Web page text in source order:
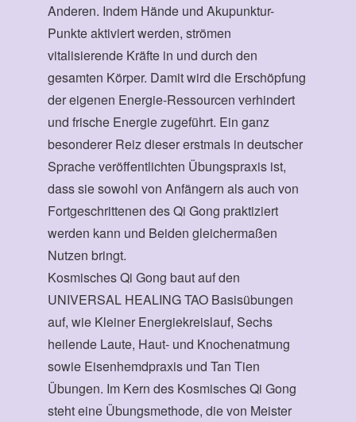
Anderen. Indem Hände und Akupunktur-
Punkte aktiviert werden, strömen
vitalisierende Kräfte in und durch den
gesamten Körper. Damit wird die Erschöpfung
der eigenen Energie-Ressourcen verhindert
und frische Energie zugeführt. Ein ganz
besonderer Reiz dieser erstmals in deutscher
Sprache veröffentlichten Übungspraxis ist,
dass sie sowohl von Anfängern als auch von
Fortgeschrittenen des Qi Gong praktiziert
werden kann und Beiden gleichermaßen
Nutzen bringt.
Kosmisches Qi Gong baut auf den
UNIVERSAL HEALING TAO Basisübungen
auf, wie Kleiner Energiekreislauf, Sechs
heilende Laute, Haut- und Knochenatmung
sowie Eisenhemdpraxis und Tan Tien
Übungen. Im Kern des Kosmisches Qi Gong
steht eine Übungsmethode, die von Meister